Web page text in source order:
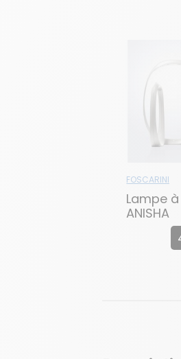
FOSCARINI
Lampe
ANISHA